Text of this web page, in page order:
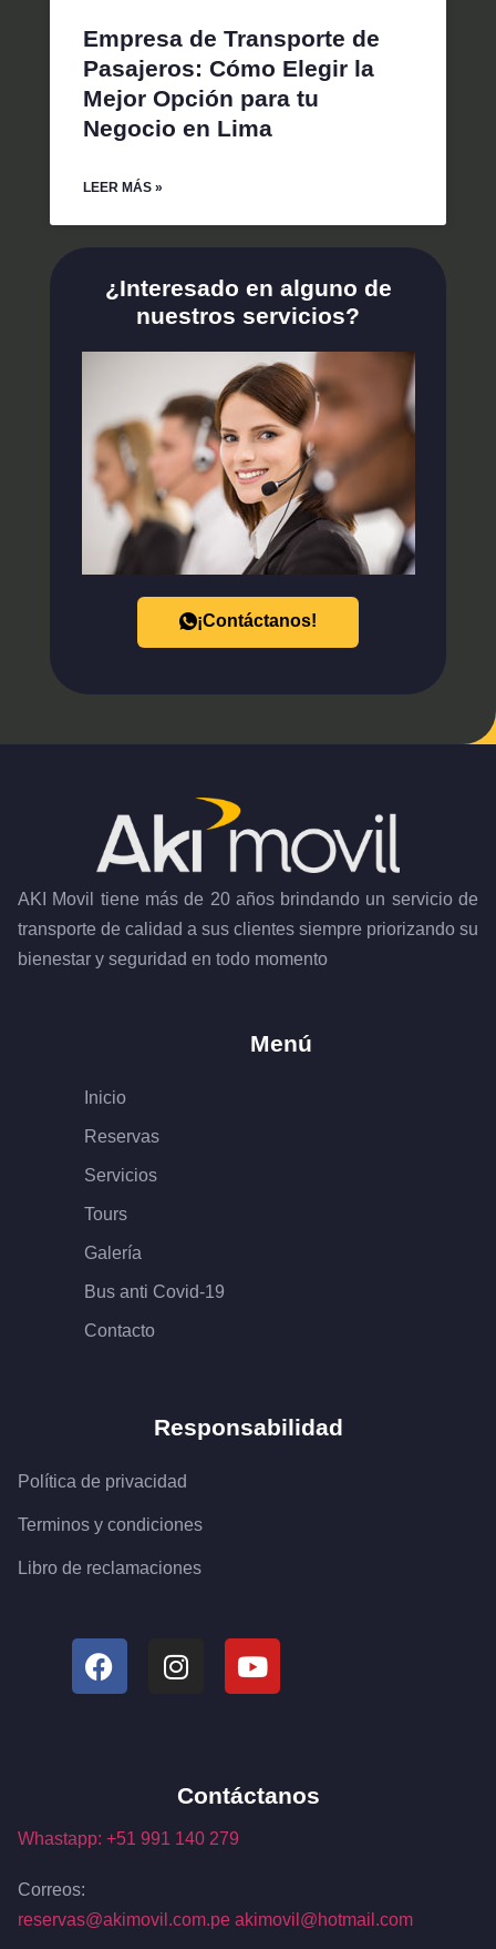
Empresa de Transporte de
Pasajeros: Cómo Elegir la
Mejor Opción para tu
Negocio en Lima
LEER MÁS »
¿Interesado en alguno de
nuestros servicios?
¡Contáctanos!
AKI Movil tiene más de 20 años brindando un servicio de
transporte de calidad a sus clientes siempre priorizando su
bienestar y seguridad en todo momento
Menú
Inicio
Reservas
Servicios
Tours
Galería
Bus anti Covid-19
Contacto
Responsabilidad
Política de privacidad
Terminos y condiciones
Libro de reclamaciones
Contáctanos
Whastapp: +51 991 140 279
Correos:
reservas@akimovil.com.pe akimovil@hotmail.com